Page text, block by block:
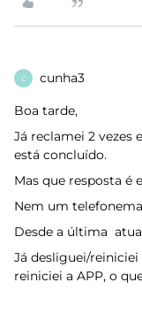
C cunha3
Boa tarde,
Já reclamei 2 vezes
está concluído.
Mas que resposta é
Nem um
Desde a última
Já desliguei/reiniciei
reiniciei a APP, o